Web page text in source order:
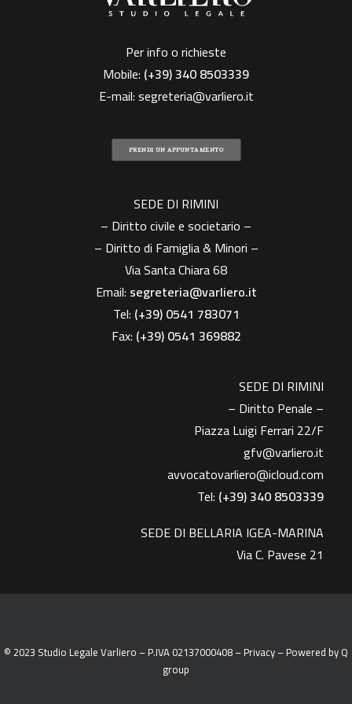
Per info o richieste
Mobile: (+39)340 8503339
E-mail:segreteria@varliero.it
PRENDI UN APPUNTAMENTO
SEDE DI RIMINI
– Diritto civile e societario –
– Diritto di Famiglia & Minori –
Via Santa Chiara 68
Email: segreteria@varliero.it
Tel: (+39) 0541 783071
Fax: (+39)0541 369882
SEDE DI RIMINI
– Diritto Penale –
Piazza Luigi Ferrari 22/F
gfv@varliero.it
avvocatovarliero@icloud.com
Tel: (+39) 340 8503339
SEDE DI BELLARIA IGEA-MARINA
Via C. Pavese 21
© 2023 Studio Legale Varliero – P.IVA 02137000408 –Privacy– Powered byQ
group